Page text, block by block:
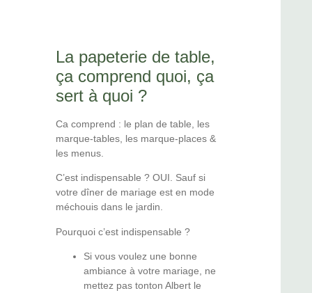
La papeterie de table,
ça comprend quoi, ça
sert à quoi ?
Ca comprend : le plan de table, les
marque-tables, les marque-places &
les menus.
C’est indispensable ? OUI. Sauf si
votre dîner de mariage est en mode
méchouis dans le jardin.
Pourquoi c’est indispensable ?
Si vous voulez une bonne
ambiance à votre mariage, ne
mettez pas tonton Albert le